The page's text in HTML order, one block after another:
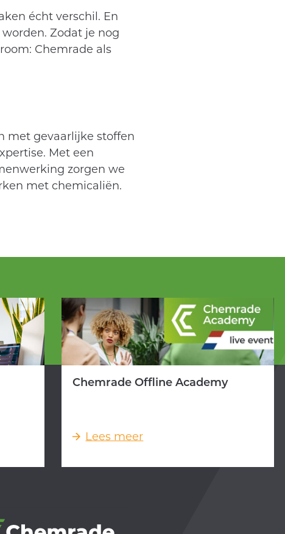
écht verschil. En
Zodat je nog
Chemrade als
met gevaarlijke stoffen
Met een
zorgen we
met chemicaliën.
Chemrade Offline Academy
Lees meer